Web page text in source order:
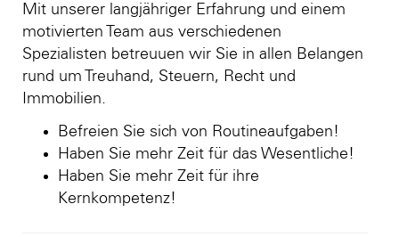
Mit unserer langjähriger Erfahrung und einem
motivierten Team aus verschiedenen
Spezialisten betreuuen wir Sie in allen Belangen
rund um Treuhand, Steuern, Recht und
Immobilien.
Befreien Sie sich von Routineaufgaben!
Haben Sie mehr Zeit für das Wesentliche!
Haben Sie mehr Zeit für ihre
Kernkompetenz!